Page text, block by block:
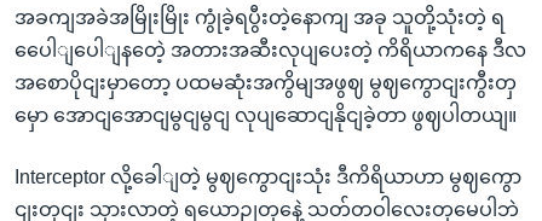
အခကျအခဲအမြိုးမြိုး ကွုံခဲ့ရပွီးတဲ့နောကျ အခု သူတို့သုံးတဲ့ ရ
ပေေါျပေါျနတေဲ့ အတားအဆီးလုပျပေးတဲ့ ကိရိယာကနေ ဒီလ
အစောပိုငျးမှာတော့ ပထမဆုံးအကွိမျအဖွဈ မွဈကွောငျးကွီးတှ
မှော အောငျအောငျမွငျမွငျ လုပျဆောငျနိုငျခဲ့တာ ဖွဈပါတယျ။
Interceptor လို့ခေါျတဲ့ မွဈကွောငျးသုံး ဒီကိရိယာဟာ မွဈကွော
ငျးတှငျး သှားလာတဲ့ ရယောဉျတှနေဲ့ သတ်တဝါလေးတှမေပါဘဲ